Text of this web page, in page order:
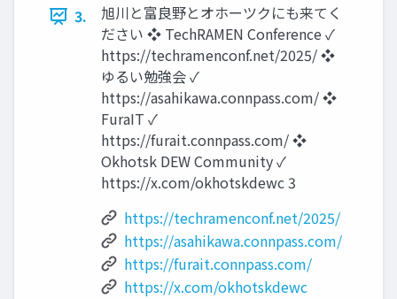
3.
旭川と富良野とオホーツクにも来てく
ださい ❖ TechRAMEN Conference ✓
https://techramenconf.net/2025/ ❖
ゆるい勉強会 ✓
https://asahikawa.connpass.com/ ❖
FuraIT ✓
https://furait.connpass.com/ ❖
Okhotsk DEW Community ✓
https://x.com/okhotskdewc 3
https://techramenconf.net/2025/
https://asahikawa.connpass.com/
https://furait.connpass.com/
https://x.com/okhotskdewc